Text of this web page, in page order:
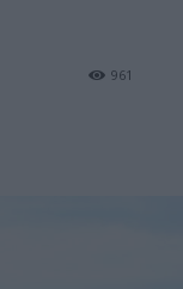
961